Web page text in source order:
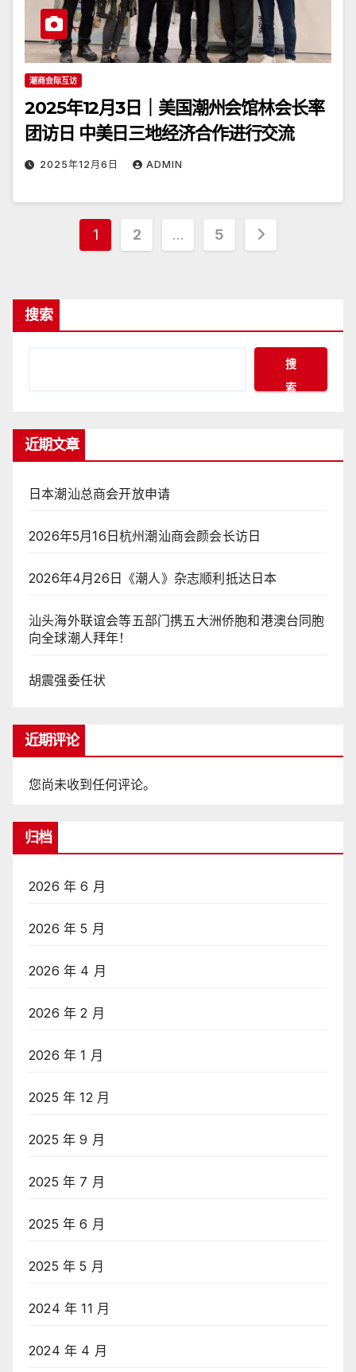
潮商会际互访
2025年12月3日｜美国潮州会馆林会长率
团访日 中美日三地经济合作进行交流
2025年12月6日 ADMIN
文
页
1 2 … 5
搜索
搜
索
近期文章
日本潮汕总商会开放申请
2026年5月16日杭州潮汕商会颜会长访日
2026年4月26日《潮人》杂志顺利抵达日本
汕头海外联谊会等五部门携五大洲侨胞和港澳台同胞
向全球潮人拜年！
胡震强委任状
近期评论
您尚未收到任何评论。
归档
2026 年 6 月
2026 年 5 月
2026 年 4 月
2026 年 2 月
2026 年 1 月
2025 年 12 月
2025 年 9 月
2025 年 7 月
2025 年 6 月
2025 年 5 月
2024 年 11 月
2024 年 4 月